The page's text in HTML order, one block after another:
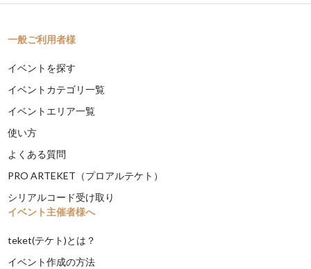
一般ご利用者様
イベントを探す
イベントカテゴリ一覧
イベントエリア一覧
使い方
よくある質問
PRO ARTEKET（プロアルテケト）
シリアルコード受け取り
イベント主催者様へ
teket(テケト)とは？
イベント作成の方法